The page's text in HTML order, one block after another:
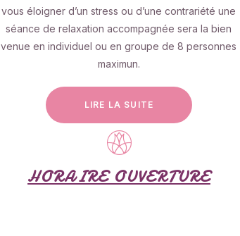
vous éloigner d’un stress ou d’une contrariété une
séance de relaxation accompagnée sera la bien
venue en individuel ou en groupe de 8 personnes
maximun.
LIRE LA SUITE
HORAIRE OUVERTURE